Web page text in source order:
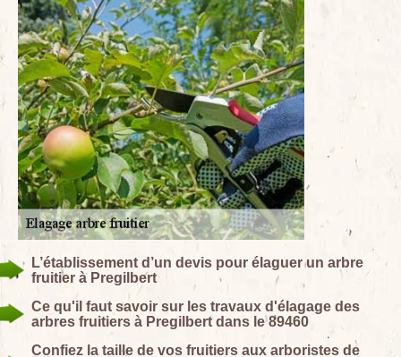
L’établissement d’un devis pour élaguer un arbre
fruitier à Pregilbert
Ce qu'il faut savoir sur les travaux d'élagage des
arbres fruitiers à Pregilbert dans le 89460
Confiez la taille de vos fruitiers aux arboristes de